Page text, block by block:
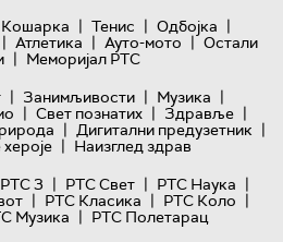
Кошарка | Тенис | Одбојка |
| Атлетика | Ауто-мото | Остали
| Меморијал РТС
| Занимљивости | Музика |
| Свет познатих | Здравље |
| Дигитални предузетник |
| Наизглед здрав
РТС 3 | РТС Свет | РТС Наука |
| РТС Класика | РТС Коло |
Музика | РТС Полетарац